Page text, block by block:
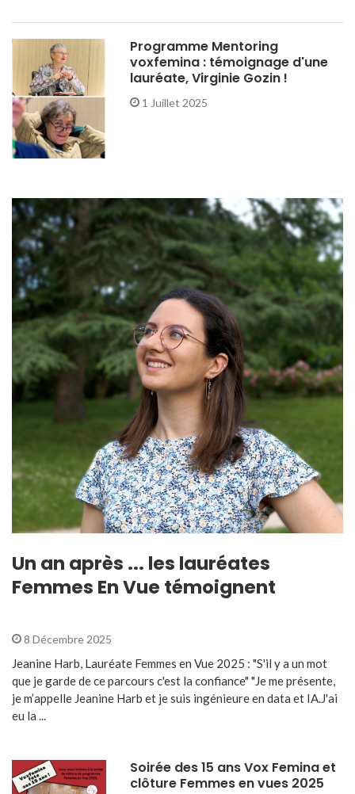
Programme Mentoring
voxfemina : témoignage d'une
lauréate, Virginie Gozin !
1 Juillet 2025
Un an après ... les lauréates
Femmes En Vue témoignent
8 Décembre 2025
Jeanine Harb, Lauréate Femmes en Vue 2025 : "S'il y a un mot
que je garde de ce parcours c'est la confiance" "Je me présente,
je m’appelle Jeanine Harb et je suis ingénieure en data et IA.J'ai
eu la ...
Soirée des 15 ans Vox Femina et
clôture Femmes en vues 2025